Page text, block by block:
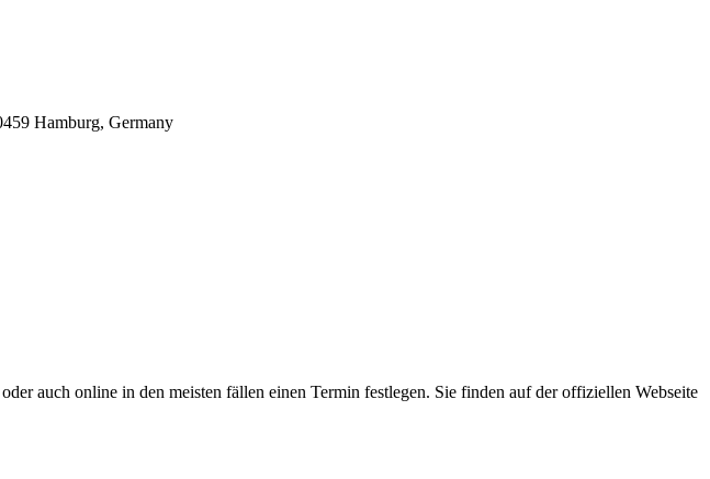
Hamburg, Germany
auch online in den meisten fällen einen Termin festlegen. Sie finden auf der offiziellen Webseite